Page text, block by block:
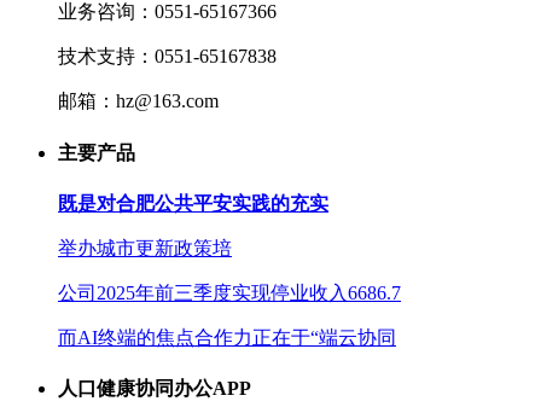
业务咨询：0551-65167366
技术支持：0551-65167838
邮箱：hz@163.com
主要产品
既是对合肥公共平安实践的充实
举办城市更新政策培
公司2025年前三季度实现停业收入6686.7
而AI终端的焦点合作力正在于“端云协同
人口健康协同办公APP